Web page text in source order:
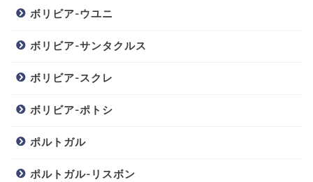
ボリビア-ウユニ
ボリビア-サンタクルス
ボリビア-スクレ
ボリビア-ポトシ
ポルトガル
ポルトガル-リスボン